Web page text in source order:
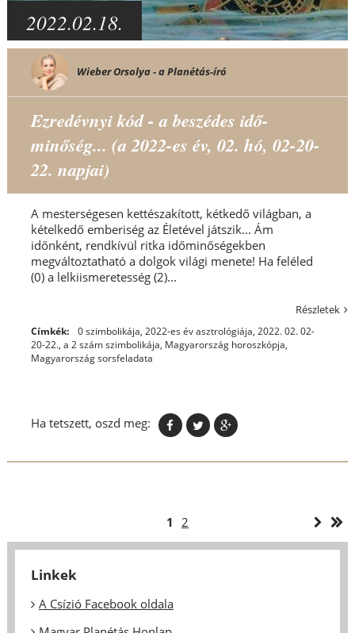
2022.02.18.
Wieber Orsolya - a Planétás-író
Ezredévnyi kód - a beszédes idő-
minőség... (a 2022-es év, 02. hó, 02-20-
22. napjai)
A mesterségesen kettészakított, kétkedő világban, a
kételkedő emberiség az Életével játszik... Ám
időnként, rendkívül ritka időminőségekben
megváltoztatható a dolgok világi menete! Ha feléled
(0) a lelkiismeretesség (2)...
Részletek
Címkék: 0 szimbolikája, 2022-es év asztrológiája, 2022. 02. 02-
20-22., a 2 szám szimbolikája, Magyarország horoszkópja,
Magyarország sorsfeladata
Ha tetszett, oszd meg:
1 2
Linkek
A Csízió Facebook oldala